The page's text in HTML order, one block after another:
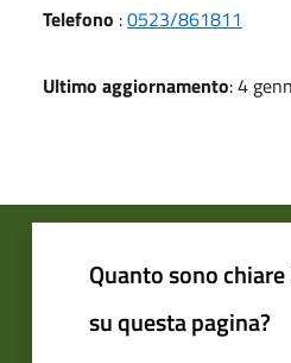
Telefono :0523/861811
Ultimo aggiornamento: 4
Quanto sono
su questa pagina?